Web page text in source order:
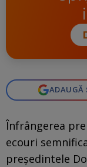
ADAUGĂ
Înfrângerea
ecouri
președintele